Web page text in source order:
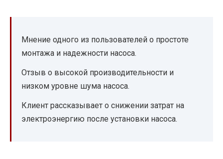
Мнение одного из пользователей о простоте
монтажа и надежности насоса.
Отзыв о высокой производительности и
низком уровне шума насоса.
Клиент рассказывает о снижении затрат на
электроэнергию после установки насоса.